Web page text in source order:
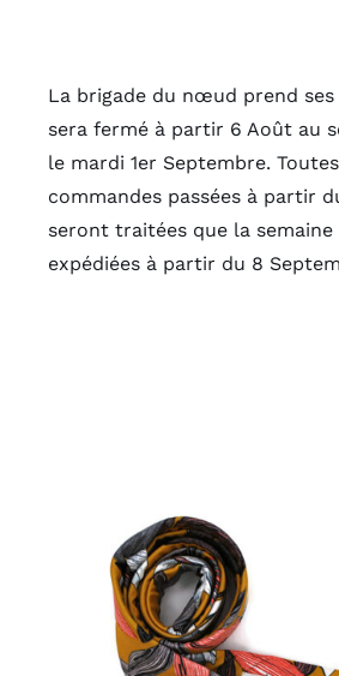
La brigade du nœud prend ses
sera fermé à partir 6 Août au
le mardi 1er Septembre.
commandes passées à partir
seront traitées que la
expédiées à partir du 8